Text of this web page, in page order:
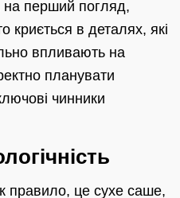
на перший погляд,
криється в деталях, які
впливають на
планувати
чинники
правило, це сухе саше,